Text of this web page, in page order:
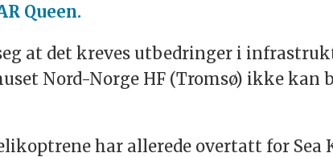
Queen.
at det kreves utbedringer i
Nord-Norge HF (Tromsø) ikke kan
har allerede overtatt for Sea